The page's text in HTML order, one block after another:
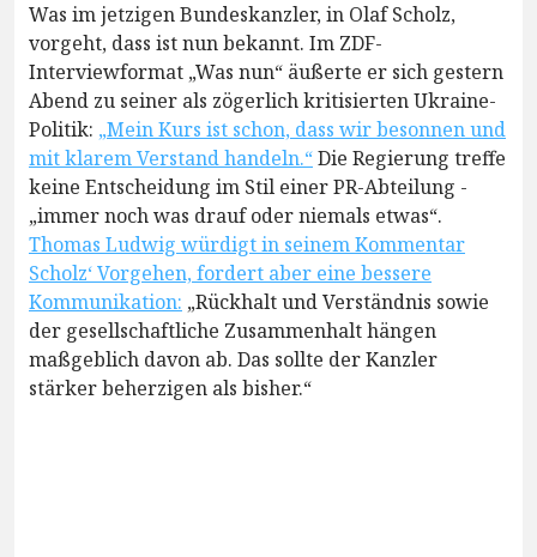
Was im jetzigen Bundeskanzler, in Olaf Scholz,
vorgeht, dass ist nun bekannt. Im ZDF-
Interviewformat „Was nun“ äußerte er sich gestern
Abend zu seiner als zögerlich kritisierten Ukraine-
Politik: „Mein Kurs ist schon, dass wir besonnen und
mit klarem Verstand handeln.“Die Regierung treffe
keine Entscheidung im Stil einer PR-Abteilung -
„immer noch was drauf oder niemals etwas“.
Thomas Ludwig würdigt in seinem Kommentar
Scholz‘ Vorgehen, fordert aber eine bessere
Kommunikation: „Rückhalt und Verständnis sowie
der gesellschaftliche Zusammenhalt hängen
maßgeblich davon ab. Das sollte der Kanzler
stärker beherzigen als bisher.“